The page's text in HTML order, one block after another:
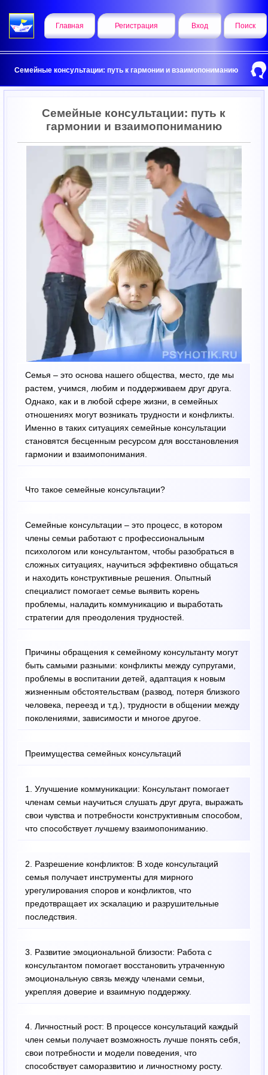
Главная Регистрация Вход Поиск
Семейные консультации: путь к гармонии и взаимопониманию
Семейные консультации: путь к
гармонии и взаимопониманию
Семья – это основа нашего общества, место, где мы
растем, учимся, любим и поддерживаем друг друга.
Однако, как и в любой сфере жизни, в семейных
отношениях могут возникать трудности и конфликты.
Именно в таких ситуациях семейные консультации
становятся бесценным ресурсом для восстановления
гармонии и взаимопонимания.
Что такое семейные консультации?
Семейные консультации – это процесс, в котором
члены семьи работают с профессиональным
психологом или консультантом, чтобы разобраться в
сложных ситуациях, научиться эффективно общаться
и находить конструктивные решения. Опытный
специалист помогает семье выявить корень
проблемы, наладить коммуникацию и выработать
стратегии для преодоления трудностей.
Причины обращения к семейному консультанту могут
быть самыми разными: конфликты между супругами,
проблемы в воспитании детей, адаптация к новым
жизненным обстоятельствам (развод, потеря близкого
человека, переезд и т.д.), трудности в общении между
поколениями, зависимости и многое другое.
Преимущества семейных консультаций
1. Улучшение коммуникации: Консультант помогает
членам семьи научиться слушать друг друга, выражать
свои чувства и потребности конструктивным способом,
что способствует лучшему взаимопониманию.
2. Разрешение конфликтов: В ходе консультаций
семья получает инструменты для мирного
урегулирования споров и конфликтов, что
предотвращает их эскалацию и разрушительные
последствия.
3. Развитие эмоциональной близости: Работа с
консультантом помогает восстановить утраченную
эмоциональную связь между членами семьи,
укрепляя доверие и взаимную поддержку.
4. Личностный рост: В процессе консультаций каждый
член семьи получает возможность лучше понять себя,
свои потребности и модели поведения, что
способствует саморазвитию и личностному росту.